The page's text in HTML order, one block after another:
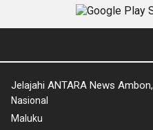
Jelajahi ANTARA News
Nasional
Maluku